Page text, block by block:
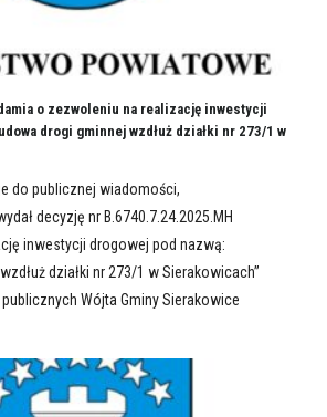
o zezwoleniu na realizację inwestycji
drogi gminnej wzdłuż działki nr 273/1 w
do publicznej wiadomości,
decyzję nr B.6740.7.24.2025.MH
inwestycji drogowej pod nazwą:
działki nr 273/1 w Sierakowicach’’
Wójta Gminy Sierakowice